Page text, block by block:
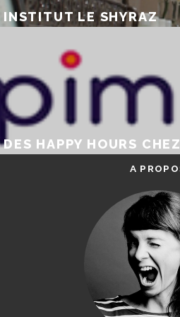
INSTITUT LE SHYRAZ
DES HAPPY HOURS
A